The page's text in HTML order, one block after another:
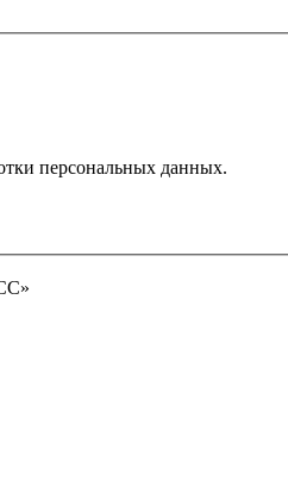
персональных данных.